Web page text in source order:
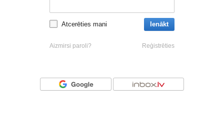
Atcerēties mani Ienākt
Aizmirsi paroli? Reģistrēties